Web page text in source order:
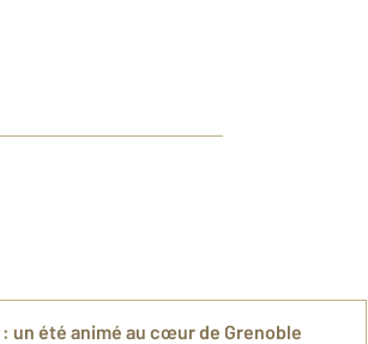
un été animé au cœur de Grenoble